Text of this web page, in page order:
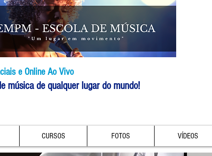
e Online Ao Vivo
música de qualquer lugar do mundo!
CURSOS FOTOS VÍDEOS